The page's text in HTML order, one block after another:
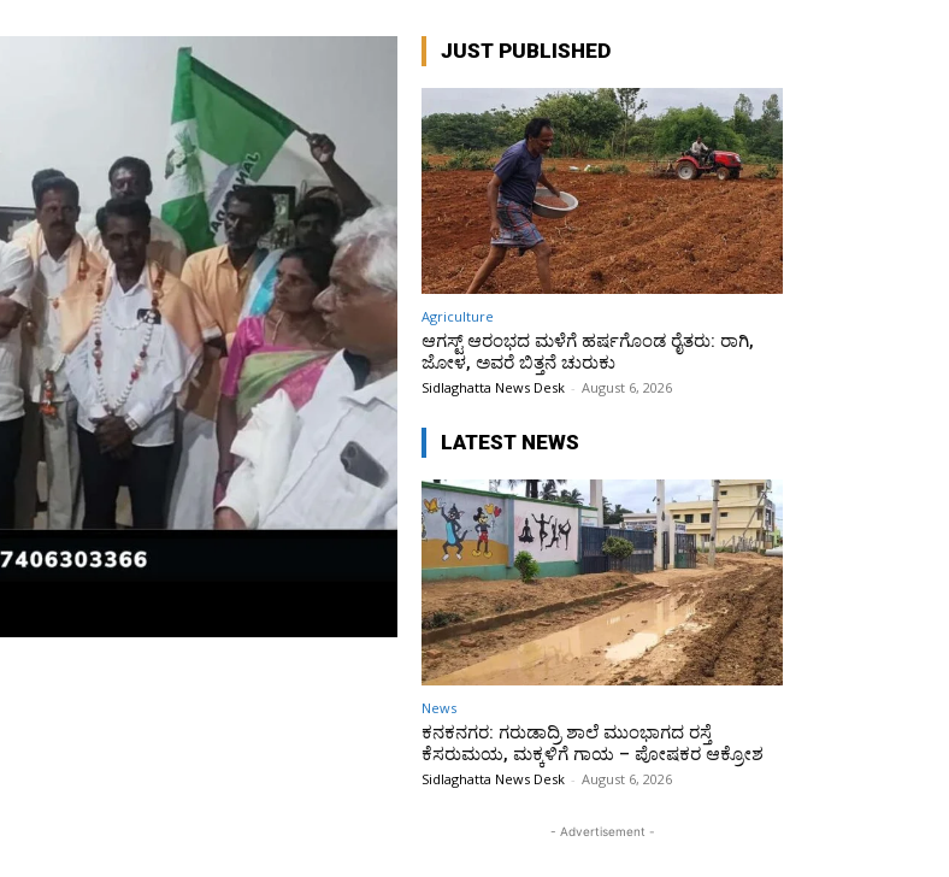
JUST PUBLISHED
Agriculture
ಆಗಸ್ಟ್ ಆರಂಭದ ಮಳೆಗೆ ಹರ್ಷಗೊಂಡ ರೈತರು: ರಾಗಿ,
ಜೋಳ, ಅವರೆ ಬಿತ್ತನೆ ಚುರುಕು
Sidlaghatta News Desk - August 6, 2026
LATEST NEWS
News
ಕನಕನಗರ: ಗರುಡಾದ್ರಿ ಶಾಲೆ ಮುಂಭಾಗದ ರಸ್ತೆ
ಕೆಸರುಮಯ, ಮಕ್ಕಳಿಗೆ ಗಾಯ – ಪೋಷಕರ ಆಕ್ರೋಶ
Sidlaghatta News Desk - August 6, 2026
- Advertisement -